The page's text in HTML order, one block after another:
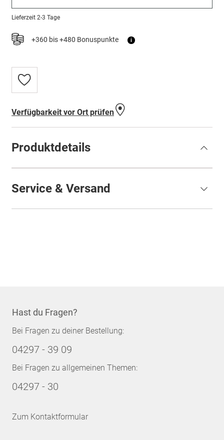
Lieferzeit 2-3 Tage
+360 bis +480 Bonuspunkte i
Zur
Wunschliste
Verfügbarkeit vor Ort prüfen
Produktdetails
Service & Versand
Hast du Fragen?
Bei Fragen zu deiner Bestellung:
04297 - 39 09
Bei Fragen zu allgemeinen Themen:
04297 - 30
Zum Kontaktformular